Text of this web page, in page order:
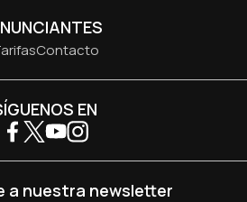
Contacto
EN
a nuestra newsletter